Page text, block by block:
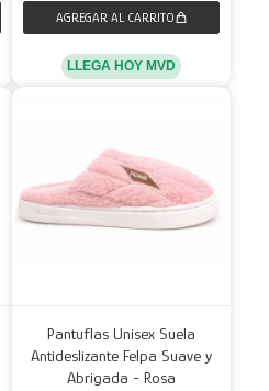
LLEGA HOY MVD
Pantuflas Unisex Suela
Antideslizante Felpa Suave y
Abrigada - Rosa